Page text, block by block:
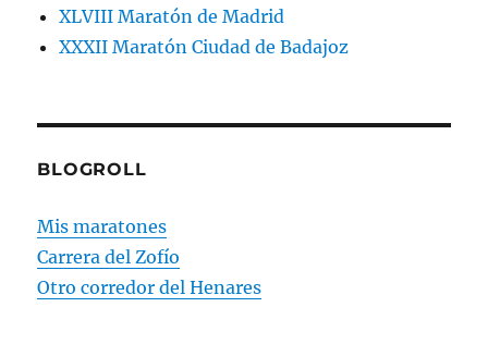
XLVIII Maratón de Madrid
XXXII Maratón Ciudad de Badajoz
BLOGROLL
Mis maratones
Carrera del Zofío
Otro corredor del Henares